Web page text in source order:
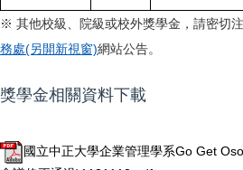
※ 其他校級、院級或校外獎學金，請密切
務處(另開新視窗)網站公告。
獎學金相關資料下載
國立中正大學企業管理學系Go Get